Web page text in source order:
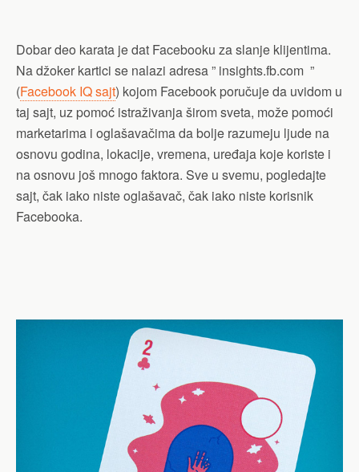
Dobar deo karata je dat Facebooku za slanje klijentima.
Na džoker kartici se nalazi adresa ” insights.fb.com ”
(Facebook IQ sajt) kojom Facebook poručuje da uvidom u
taj sajt, uz pomoć istraživanja širom sveta, može pomoći
marketarima i oglašavačima da bolje razumeju ljude na
osnovu godina, lokacije, vremena, uređaja koje koriste i
na osnovu još mnogo faktora. Sve u svemu, pogledajte
sajt, čak iako niste oglašavač, čak iako niste korisnik
Facebooka.